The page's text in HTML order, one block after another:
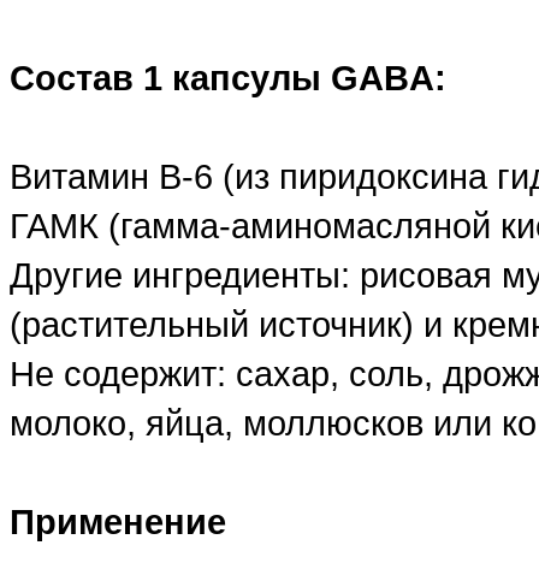
Состав 1 капсулы GABA:
Витамин B-6 (из пиридоксина
ГАМК (гамма-
Другие ингредиенты: рисовая
(растительный источник) и
Не содержит: сахар, соль,
молоко, яйца, моллюсков или
Применение